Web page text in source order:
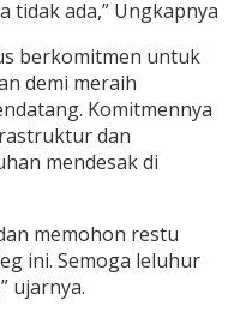
tidak ada,” Ungkapnya
berkomitmen untuk
demi meraih
Komitmennya
dan
mendesak di
memohon restu
ini. Semoga leluhur
ujarnya.